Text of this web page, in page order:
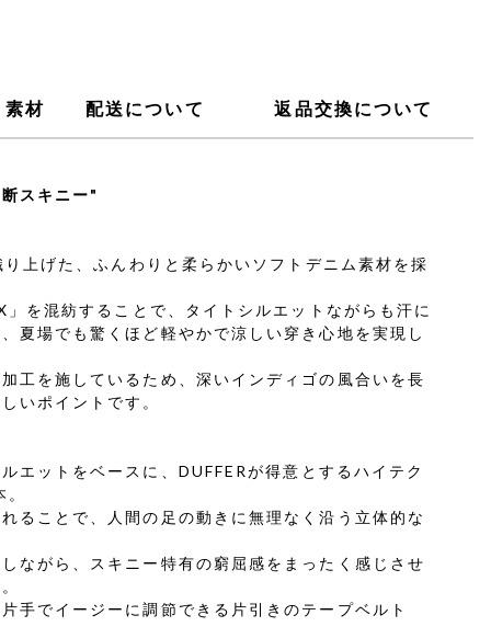
素材 配送について 返品交換について
スキニー"
上げた、ふんわりと柔らかいソフトデニム素材を採
を混紡することで、タイトシルエットながらも汗に
夏場でも驚くほど軽やかで涼しい穿き心地を実現し
工を施しているため、深いインディゴの風合いを長
いポイントです。
エットをベースに、DUFFERが得意とするハイテク
ることで、人間の足の動きに無理なく沿う立体的な
ながら、スキニー特有の窮屈感をまったく感じさせ
手でイージーに調節できる片引きのテープベルト